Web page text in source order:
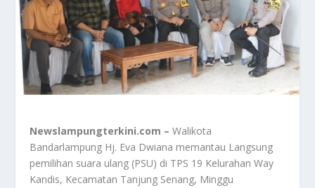
Newslampungterkini.com – Walikota
Bandarlampung Hj. Eva Dwiana memantau Langsung
pemilihan suara ulang (PSU) di TPS 19 Kelurahan Way
Kandis, Kecamatan Tanjung Senang, Minggu